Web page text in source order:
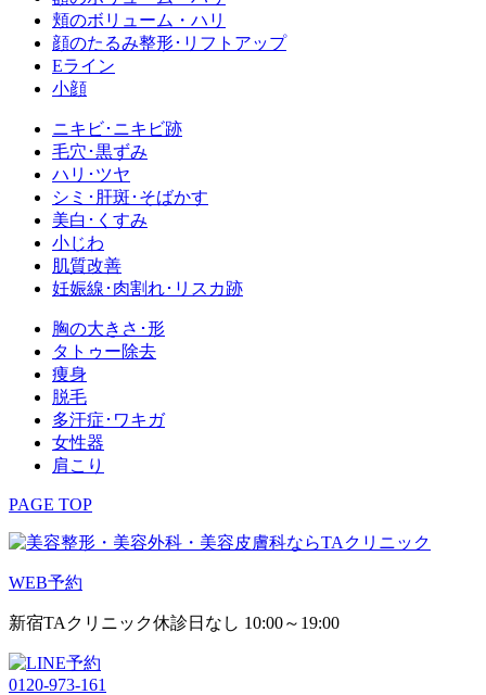
頬のボリューム・ハリ
顔のたるみ整形･リフトアップ
Eライン
小顔
ニキビ･ニキビ跡
毛穴･黒ずみ
ハリ･ツヤ
シミ･肝斑･そばかす
美白･くすみ
小じわ
肌質改善
妊娠線･肉割れ･リスカ跡
胸の大きさ･形
タトゥー除去
痩身
脱毛
多汗症･ワキガ
女性器
肩こり
PAGE TOP
WEB予約
新宿TAクリニック休診日なし 10:00～19:00
0120-973-161